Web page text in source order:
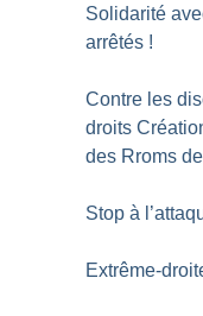
Solidarité
arrêtés !
Contre les
droits
des Rroms
Stop à
Extrême-